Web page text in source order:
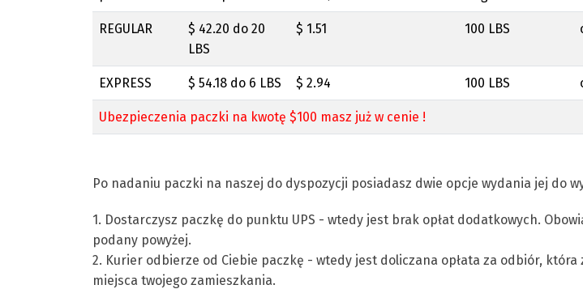
REGULAR
$ 42.20 do 20
LBS
$ 1.51 100 LBS
EXPRESS $ 54.18 do 6 LBS $ 2.94 100 LBS
Ubezpieczenia paczki na kwotę $100 masz już w cenie !
Po nadaniu paczki na naszej do dyspozycji posiadasz dwie opcje wydania jej do
1. Dostarczysz paczkę do punktu UPS - wtedy jest brak opłat dodatkowych.
podany powyżej.
2. Kurier odbierze od Ciebie paczkę - wtedy jest doliczana opłata za odbiór, która
miejsca twojego zamieszkania.